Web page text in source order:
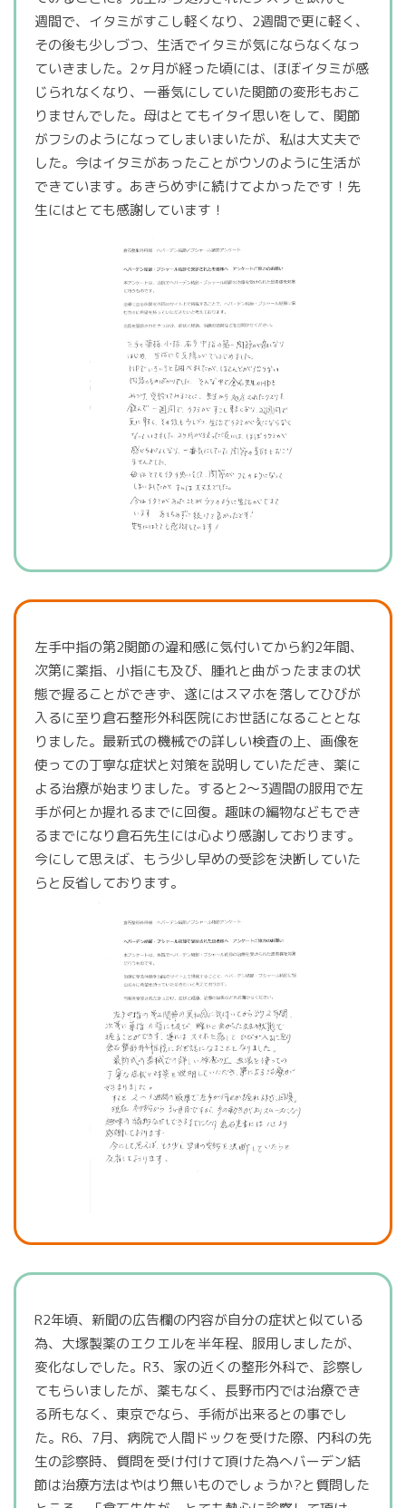
週間で、イタミがすこし軽くなり、2週間で更に軽く、
その後も少しづつ、生活でイタミが気にならなくなっ
ていきました。2ヶ月が経った頃には、ほぼイタミが感
じられなくなり、一番気にしていた関節の変形もおこ
りませんでした。母はとてもイタイ思いをして、関節
がフシのようになってしまいまいたが、私は大丈夫で
した。今はイタミがあったことがウソのように生活が
できています。あきらめずに続けてよかったです！先
生にはとても感謝しています！
左手中指の第2関節の違和感に気付いてから約2年間、
次第に薬指、小指にも及び、腫れと曲がったままの状
態で握ることができず、遂にはスマホを落してひびが
入るに至り倉石整形外科医院にお世話になることとな
りました。最新式の機械での詳しい検査の上、画像を
使っての丁寧な症状と対策を説明していただき、薬に
よる治療が始まりました。すると2〜3週間の服用で左
手が何とか握れるまでに回復。趣味の編物などもでき
るまでになり倉石先生には心より感謝しております。
今にして思えば、もう少し早めの受診を決断していた
らと反省しております。
R2年頃、新聞の広告欄の内容が自分の症状と似ている
為、大塚製薬のエクエルを半年程、服用しましたが、
変化なしでした。R3、家の近くの整形外科で、診察し
てもらいましたが、薬もなく、長野市内では治療でき
る所もなく、東京でなら、手術が出来るとの事でし
た。R6、7月、病院で人間ドックを受けた際、内科の先
生の診察時、質問を受け付けて頂けた為へバーデン結
節は治療方法はやはり無いものでしょうか?と質問した